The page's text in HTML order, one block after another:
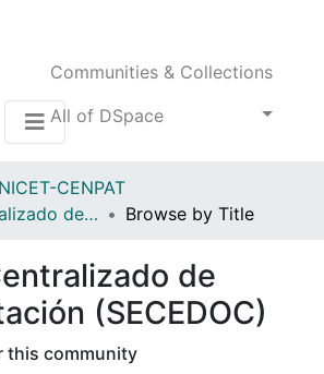
Communities & Collections
All of DSpace
CENPAT
Servicio Centralizado de Documentación (SECEDOC)
Browse by Title
de
(SECEDOC)
this community